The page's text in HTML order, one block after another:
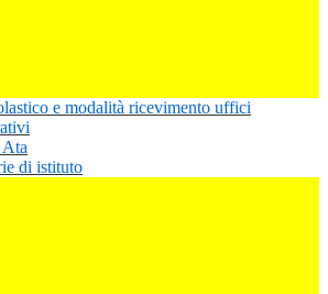
e modalità ricevimento uffici
di istituto